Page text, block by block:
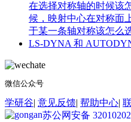
在选择对称轴的时候该
候，映射中心在对称面
于某一条轴对称该怎么
LS-DYNA 和
微信公众号
学研谷| 意见反馈| 帮助中心|
苏公网安备